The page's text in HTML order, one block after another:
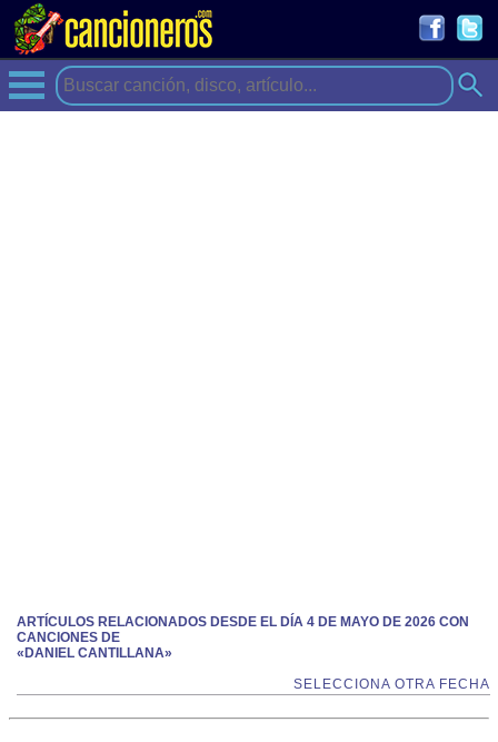
ARTÍCULOS RELACIONADOS DESDE EL DÍA 4 DE MAYO DE 2026 CON
CANCIONES DE
«DANIEL CANTILLANA»
SELECCIONA OTRA FECHA